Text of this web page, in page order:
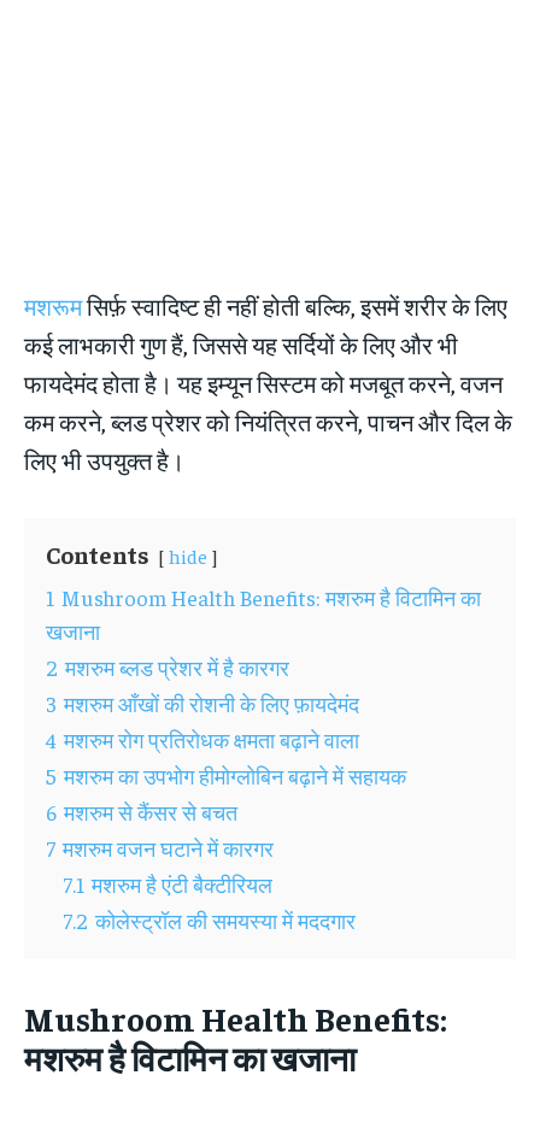
मशरूमसिर्फ़ स्वादिष्ट ही नहीं होती बल्कि, इसमें शरीर के लिए
कई लाभकारी गुण हैं, जिससे यह सर्दियों के लिए और भी
फायदेमंद होता है। यह इम्यून सिस्टम को मजबूत करने, वजन
कम करने, ब्लड प्रेशर को नियंत्रित करने, पाचन और दिल के
लिए भी उपयुक्त है।
Contents hide
1 Mushroom Health Benefits: मशरुम है विटामिन का
खजाना
2 मशरुम ब्लड प्रेशर में है कारगर
3 मशरुम आँखों की रोशनी के लिए फ़ायदेमंद
4 मशरुम रोग प्रतिरोधक क्षमता बढ़ाने वाला
5 मशरुम का उपभोग हीमोग्लोबिन बढ़ाने में सहायक
6 मशरुम से कैंसर से बचत
7 मशरुम वजन घटाने में कारगर
7.1 मशरुम है एंटी बैक्टीरियल
7.2 कोलेस्ट्रॉल की समयस्या में मददगार
Mushroom Health Benefits:
मशरुम है विटामिन का खजाना